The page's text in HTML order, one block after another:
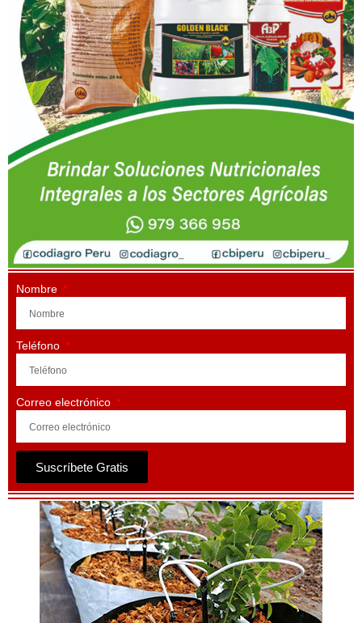
Nombre
Teléfono
Correo electrónico
Suscríbete Gratis